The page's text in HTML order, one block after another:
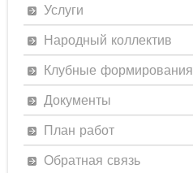
Услуги
Народный коллектив
Клубные формирования
Документы
План работ
Обратная связь